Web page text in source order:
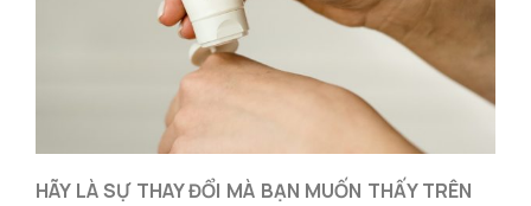
HÃY LÀ SỰ THAY ĐỔI MÀ BẠN MUỐN THẤY TRÊN